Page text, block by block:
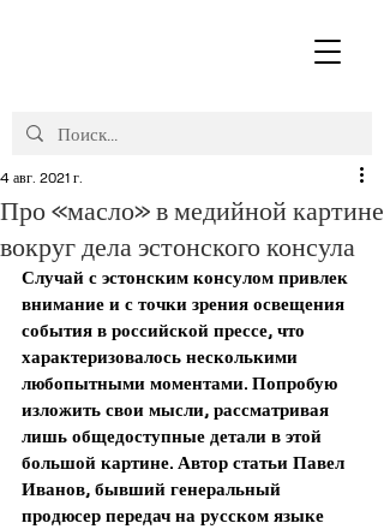
Про «масло» в медийной картине
вокруг дела эстонского консула
4 авг. 2021 г.
Случай с эстонским консулом привлек
внимание и с точки зрения освещения
события в российской прессе, что
характеризовалось несколькими
любопытными моментами. Попробую
изложить свои мысли, рассматривая
лишь общедоступные детали в этой
большой картине. Автор статьи Павел
Иванов, бывший генеральный
продюсер передач на русском языке